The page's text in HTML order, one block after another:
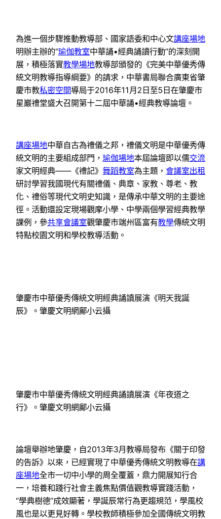
為進一個步驟推動教導部、國家語委和中心文講座場地
明辦主辦的“瑜伽教室中華誦•經典誦讀行動”的深刻開
展，積極落實教學場地教導部頒發的《完美中華優秀傳
統文明教導指導綱要》的請求，中華書局聯合廣東省肇
慶市教私密空間導局于2016年11月2日至5日在肇慶市
星巖禮堂盛大召開第十二屆中華誦•經典教導論壇。
講座場地中華自古為禮儀之邦，禮儀文明是中華優秀傳
統文明的主要組成部門， 瑜伽場地本屆論壇即以儒交流
家文明經典——《禮記》 舞蹈教室為主題， 會議室出租
研討學習我國現代有關禮儀、典章、家教、尊老、教
化、禮俗等現代文明史知識，是傳承中華文明的主要途
徑。活動還設定現場觀摩小學、中學兩個學習經典教學
課例，參共享會議室觀肇慶市端州區富有教學傳統文明
特點校園文明和學校教導活動。
肇慶市中華優秀傳統文明經典誦讀展演《明天我誕
辰》。肇慶文明網鄺小云攝
肇慶市中華優秀傳統文明經典誦讀展演《年夜道之
行》。肇慶文明網鄺小云攝
論壇舉辦地肇慶，自2013年3月教導局發布《關于印發
的告訴》以來，已經實現了中華優秀傳統文明教導在講
座場地全市一切中小學的周全覆蓋，鼎力開展知行合
一，培養和踐行社會主義焦點價值觀教導實踐活動，
“學典樹德”成效顯著，學誕辰常行為更趨規范，學風校
風也是以更見好轉。學校教師積極參加全國傳統文明教